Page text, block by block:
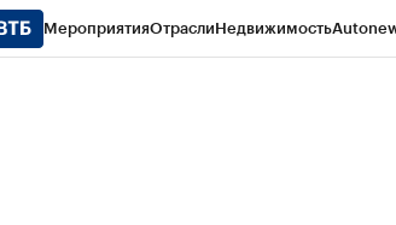
МероприятияОтраслиНедвижимость